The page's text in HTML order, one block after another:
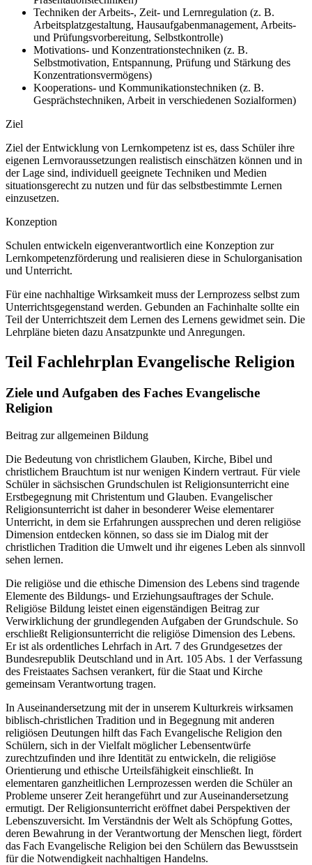
Techniken der Arbeits-, Zeit- und Lernregulation (z. B.
Arbeitsplatzgestaltung, Hausaufgabenmanagement, Arbeits-
und Prüfungsvorbereitung, Selbstkontrolle)
Motivations- und Konzentrationstechniken (z. B.
Selbstmotivation, Entspannung, Prüfung und Stärkung des
Konzentrationsvermögens)
Kooperations- und Kommunikationstechniken (z. B.
Gesprächstechniken, Arbeit in verschiedenen Sozialformen)
Ziel
Ziel der Entwicklung von Lernkompetenz ist es, dass Schüler ihre
eigenen Lernvoraussetzungen realistisch einschätzen können und in
der Lage sind, individuell geeignete Techniken und Medien
situationsgerecht zu nutzen und für das selbstbestimmte Lernen
einzusetzen.
Konzeption
Schulen entwickeln eigenverantwortlich eine Konzeption zur
Lernkompetenzförderung und realisieren diese in Schulorganisation
und Unterricht.
Für eine nachhaltige Wirksamkeit muss der Lernprozess selbst zum
Unterrichtsgegenstand werden. Gebunden an Fachinhalte sollte ein
Teil der Unterrichtszeit dem Lernen des Lernens gewidmet sein. Die
Lehrpläne bieten dazu Ansatzpunkte und Anregungen.
Teil Fachlehrplan Evangelische Religion
Ziele und Aufgaben des Faches Evangelische
Religion
Beitrag zur allgemeinen Bildung
Die Bedeutung von christlichem Glauben, Kirche, Bibel und
christlichem Brauchtum ist nur wenigen Kindern vertraut. Für viele
Schüler in sächsischen Grundschulen ist Religionsunterricht eine
Erstbegegnung mit Christentum und Glauben. Evangelischer
Religionsunterricht ist daher in besonderer Weise elementarer
Unterricht, in dem sie Erfahrungen aussprechen und deren religiöse
Dimension entdecken können, so dass sie im Dialog mit der
christlichen Tradition die Umwelt und ihr eigenes Leben als sinnvoll
sehen lernen.
Die religiöse und die ethische Dimension des Lebens sind tragende
Elemente des Bildungs- und Erziehungsauftrages der Schule.
Religiöse Bildung leistet einen eigenständigen Beitrag zur
Verwirklichung der grundlegenden Aufgaben der Grundschule. So
erschließt Religionsunterricht die religiöse Dimension des Lebens.
Er ist als ordentliches Lehrfach in Art. 7 des Grundgesetzes der
Bundesrepublik Deutschland und in Art. 105 Abs. 1 der Verfassung
des Freistaates Sachsen verankert, für die Staat und Kirche
gemeinsam Verantwortung tragen.
In Auseinandersetzung mit der in unserem Kulturkreis wirksamen
biblisch-christlichen Tradition und in Begegnung mit anderen
religiösen Deutungen hilft das Fach Evangelische Religion den
Schülern, sich in der Vielfalt möglicher Lebensentwürfe
zurechtzufinden und ihre Identität zu entwickeln, die religiöse
Orientierung und ethische Urteilsfähigkeit einschließt. In
elementaren ganzheitlichen Lernprozessen werden die Schüler an
Probleme unserer Zeit herangeführt und zur Auseinandersetzung
ermutigt. Der Religionsunterricht eröffnet dabei Perspektiven der
Lebenszuversicht. Im Verständnis der Welt als Schöpfung Gottes,
deren Bewahrung in der Verantwortung der Menschen liegt, fördert
das Fach Evangelische Religion bei den Schülern das Bewusstsein
für die Notwendigkeit nachhaltigen Handelns.